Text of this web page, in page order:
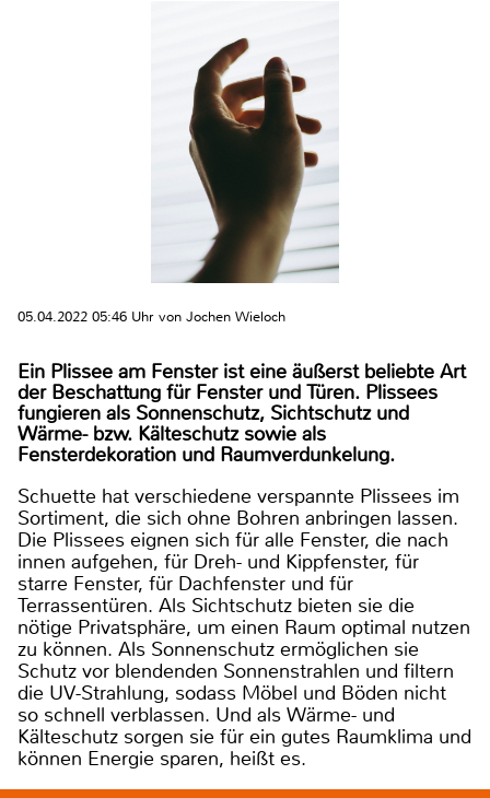
05.04.2022 05:46 Uhr von Jochen Wieloch
Ein Plissee am Fenster ist eine äußerst beliebte Art
der Beschattung für Fenster und Türen. Plissees
fungieren als Sonnenschutz, Sichtschutz und
Wärme- bzw. Kälteschutz sowie als
Fensterdekoration und Raumverdunkelung.
Schuette hat verschiedene verspannte Plissees im
Sortiment, die sich ohne Bohren anbringen lassen.
Die Plissees eignen sich für alle Fenster, die nach
innen aufgehen, für Dreh- und Kippfenster, für
starre Fenster, für Dachfenster und für
Terrassentüren. Als Sichtschutz bieten sie die
nötige Privatsphäre, um einen Raum optimal nutzen
zu können. Als Sonnenschutz ermöglichen sie
Schutz vor blendenden Sonnenstrahlen und filtern
die UV-Strahlung, sodass Möbel und Böden nicht
so schnell verblassen. Und als Wärme- und
Kälteschutz sorgen sie für ein gutes Raumklima und
können Energie sparen, heißt es.